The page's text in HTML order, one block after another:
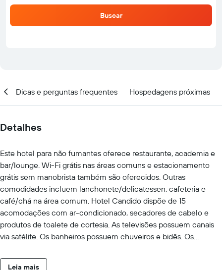
Buscar
Dicas e perguntas frequentes Hospedagens próximas
Detalhes
Este hotel para não fumantes oferece restaurante, academia e
bar/lounge. Wi-Fi grátis nas áreas comuns e estacionamento
grátis sem manobrista também são oferecidos. Outras
comodidades incluem lanchonete/delicatessen, cafeteria e
café/chá na área comum. Hotel Candido dispõe de 15
acomodações com ar-condicionado, secadores de cabelo e
produtos de toalete de cortesia. As televisões possuem canais
via satélite. Os banheiros possuem chuveiros e bidês. Os
mais (para 1-2 pessoas ou até 6 dispositivos))
Leia mais